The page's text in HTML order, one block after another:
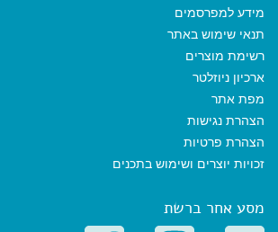
מידע למפרסמים
תנאי שימוש באתר
רשימת מוצרים
ארכיון ניוזלטר
מפת אתר
הצהרת נגישות
הצהרת פרטיות
זכויות יוצרים ושימוש בתכנים
מסע אחר ברשת